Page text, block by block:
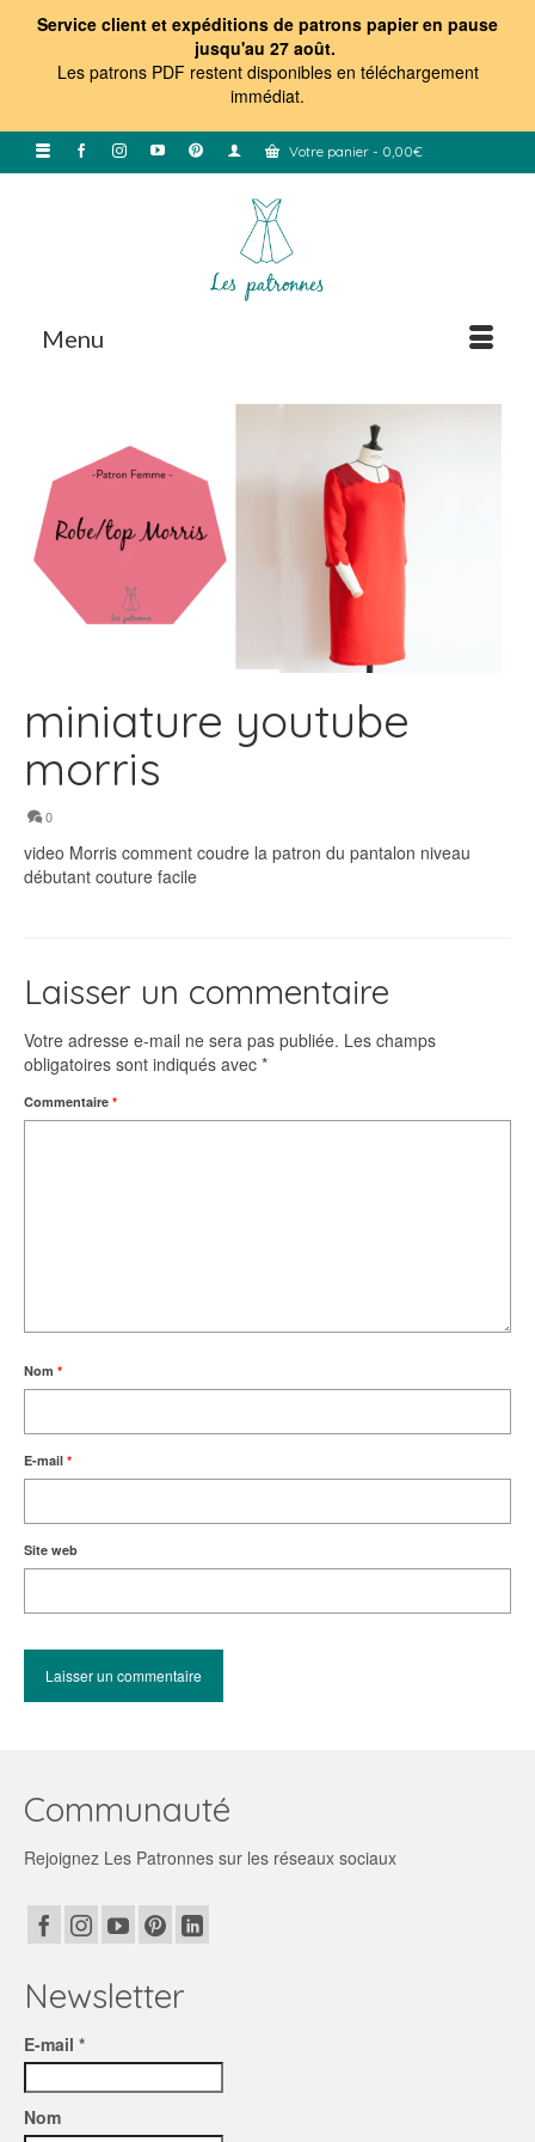
Service client et expéditions de patrons papier en pause
jusqu'au 27 août.
Les patrons PDF restent disponibles en téléchargement
immédiat.
Votre panier - 0,00€
Menu
miniature youtube
morris
0
video Morris comment coudre la patron du pantalon niveau
débutant couture facile
Laisser un commentaire
Votre adresse e-mail ne sera pas publiée. Les champs
obligatoires sont indiqués avec *
Commentaire *
Nom *
E-mail *
Site web
Communauté
Rejoignez Les Patronnes sur les réseaux sociaux
Newsletter
E-mail *
Nom